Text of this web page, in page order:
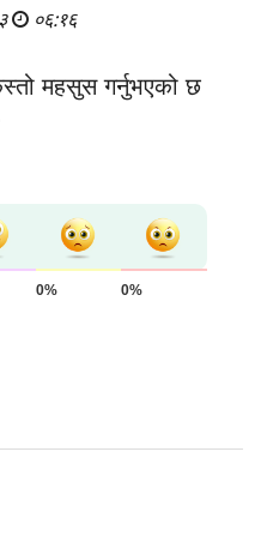
०६:१६
महसुस गर्नुभएको छ
0% 0%